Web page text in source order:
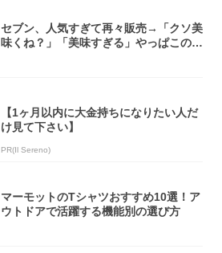
セブン、人気すぎて再々販売→「クソ美
味くね？」「美味すぎる」やっぱこのク
【1ヶ月以内に大金持ちになりたい人だ
け見て下さい】
PR(Il Sereno)
マーモットのTシャツおすすめ10選！ア
ウトドアで活躍する機能別の選び方